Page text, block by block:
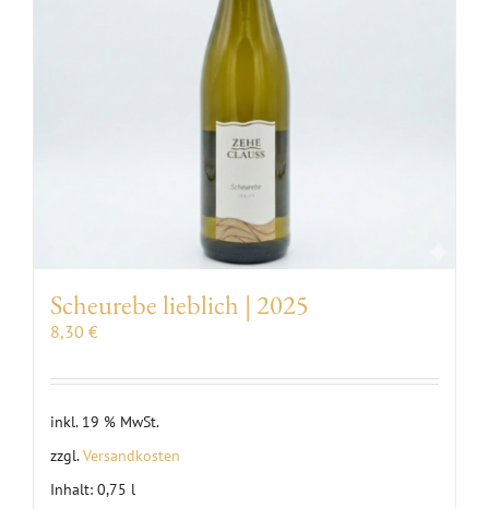
Scheurebe lieblich | 2025
8,30 €
inkl. 19 % MwSt.
zzgl.Versandkosten
Inhalt: 0,75 l